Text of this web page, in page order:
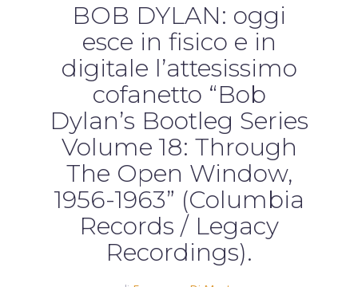
BOB DYLAN: oggi
esce in fisico e in
digitale l’attesissimo
cofanetto “Bob
Dylan’s Bootleg Series
Volume 18: Through
The Open Window,
1956-1963” (Columbia
Records / Legacy
Recordings).